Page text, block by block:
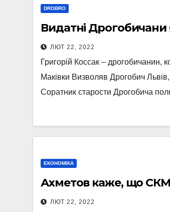
DROBRO
ЛЮТ 22, 2022
Григорій Коссак – дрогобичанин,
Маківки Визволяв Дрогобич
Соратник старости Дрогобича
ЕКОНОМІКА
Ахметов каже, що СКМ
ЛЮТ 22, 2022